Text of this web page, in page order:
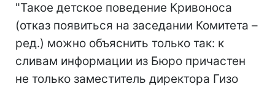
"Такое детское поведение Кривоноса
(отказ появиться на заседании Комитета –
ред.) можно объяснить только так: к
сливам информации из Бюро причастен
не только заместитель директора Гизо